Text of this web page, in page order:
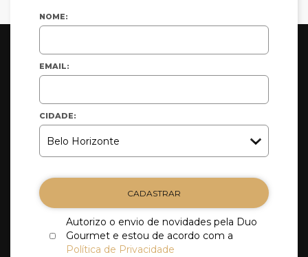
NOME:
EMAIL:
CIDADE:
CADASTRAR
Autorizo o envio de novidades pela Duo
Gourmet e estou de acordo com a
Política de Privacidade